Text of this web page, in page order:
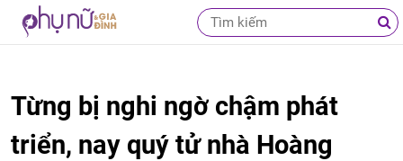
Từng bị nghi ngờ chậm phát
triển, nay quý tử nhà Hoàng